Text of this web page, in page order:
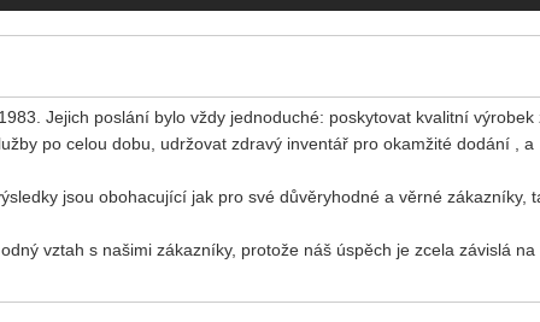
Jejich poslání bylo vždy jednoduché: poskytovat kvalitní výrobek
po celou dobu, udržovat zdravý inventář pro okamžité dodání , a
jsou obohacující jak pro své důvěryhodné a věrné zákazníky,
vztah s našimi zákazníky, protože náš úspěch je zcela závislá na